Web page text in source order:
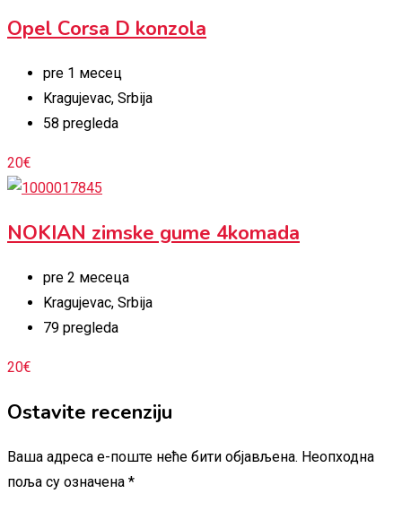
Opel Corsa D konzola
pre 1 месец
Kragujevac, Srbija
58 pregleda
20€
NOKIAN zimske gume 4komada
pre 2 месеца
Kragujevac, Srbija
79 pregleda
20€
Ostavite recenziju
Ваша адреса е-поште неће бити објављена. Неопходна
поља су означена *